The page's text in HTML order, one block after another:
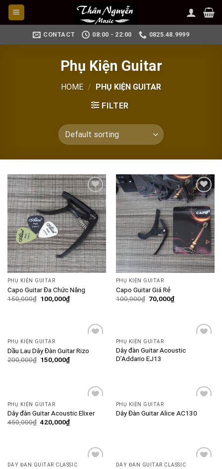
Skip
CONTACT 08:00 - 22:00 0825.48.9999
Phụ Kiện Guitar
HOME /
PHỤ KIỆN GUITAR
FILTER
Add to
wishlist
PHỤ KIỆN GUITAR
Capo Guitar Đa Chức Năng
150,000₫ 100,000₫
Add to
wishlist
PHỤ KIỆN GUITAR
Capo Guitar Giá Rẻ
100,000₫ 70,000₫
wishlist
PHỤ KIỆN GUITAR
Dầu Lau Dây Đàn Guitar Rizo
200,000₫ 150,000₫
PHỤ KIỆN GUITAR
Dây đàn Guitar Acoustic
D’Addario EJ13
wishlist
PHỤ KIỆN GUITAR
Dây đàn Guitar Acoustic Elixer
450,000₫ 420,000₫
wishlist
PHỤ KIỆN GUITAR
Dây Đàn Guitar Alice AC130
DÂY ĐÀN GUITAR CLASSIC DÂY ĐÀN GUITAR CLASSIC